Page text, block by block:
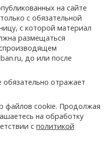
на сайте
с обязательной
с которой материал
размещаться
до или после
отражает
файлов cookie. Продолжая
на обработку
с политикой